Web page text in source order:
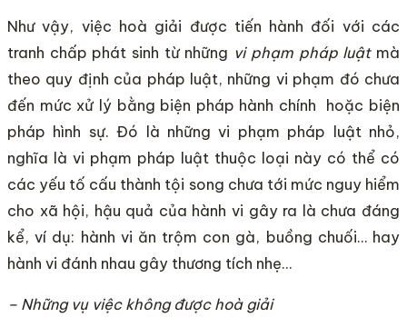
Như vậy, việc hoà giải được tiến hành đối với các
tranh chấp phát sinh từ những vi phạm pháp luậtmà
theo quy định của pháp luật, những vi phạm đó chưa
đến mức xử lý bằng biện pháp hành chính hoặc biện
pháp hình sự. Đó là những vi phạm pháp luật nhỏ,
nghĩa là vi phạm pháp luật thuộc loại này có thể có
các yếu tố cấu thành tội song chưa tới mức nguy hiểm
cho xã hội, hậu quả của hành vi gây ra là chưa đáng
kể, ví dụ: hành vi ăn trộm con gà, buồng chuối… hay
hành vi đánh nhau gây thương tích nhẹ…
– Những vụ việc không được hoà giải